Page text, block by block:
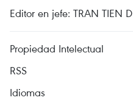
Editor en jefe: TRAN TIEN
Propiedad Intelectual
RSS
Idiomas